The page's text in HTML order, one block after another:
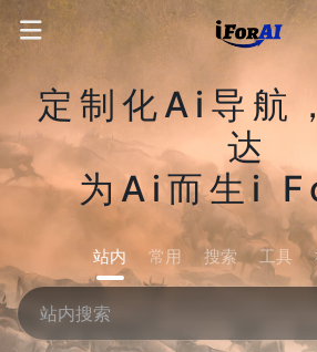
定制化Ai导航
达
为Ai而生i
站内 常用 搜索 工具